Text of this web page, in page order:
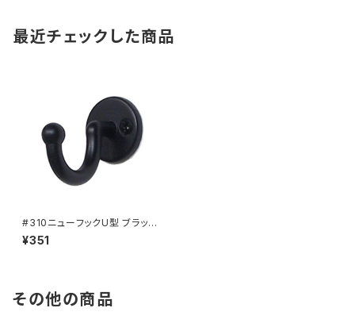
最近チェックした商品
#310ニューフックU型 ブラック
（901-1556）
¥351
その他の商品